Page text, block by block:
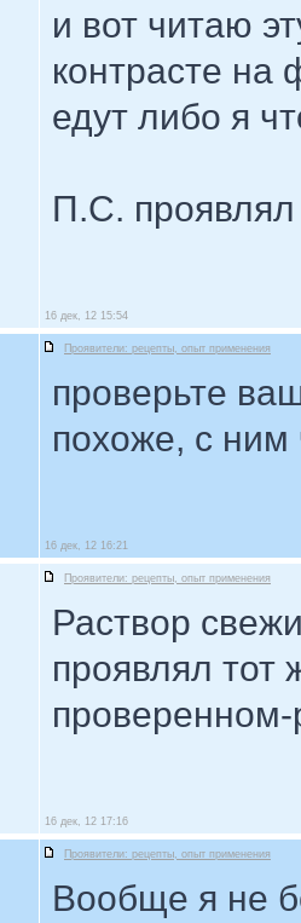
и вот читаю
контрасте
едут либо я
П.С. проявлял
16 дек, 12 15:54
Проявители: рецепты, опыт применения
проверьте
похоже, с ним
16 дек, 12 16:21
Проявители: рецепты, опыт применения
Раствор
проявлял тот
16 дек, 12 17:16
Проявители: рецепты, опыт применения
Вообще я не